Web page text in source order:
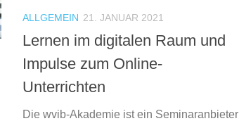
ALLGEMEIN 21. JANUAR 2021
Lernen im digitalen Raum und
Impulse zum Online-
Unterrichten
Die wvib-Akademie ist ein Seminaranbieter